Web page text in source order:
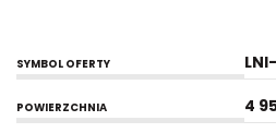
SYMBOL OFERTY
POWIERZCHNIA 4